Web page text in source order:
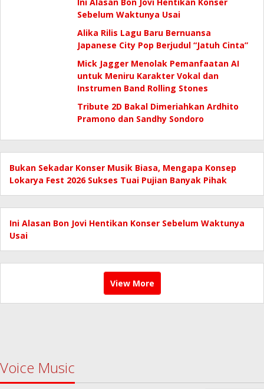
Ini Alasan Bon Jovi Hentikan Konser
Sebelum Waktunya Usai
Alika Rilis Lagu Baru Bernuansa
Japanese City Pop Berjudul “Jatuh Cinta”
Mick Jagger Menolak Pemanfaatan AI
untuk Meniru Karakter Vokal dan
Instrumen Band Rolling Stones
Tribute 2D Bakal Dimeriahkan Ardhito
Pramono dan Sandhy Sondoro
Bukan Sekadar Konser Musik Biasa, Mengapa Konsep
Lokarya Fest 2026 Sukses Tuai Pujian Banyak Pihak
Ini Alasan Bon Jovi Hentikan Konser Sebelum Waktunya
Usai
View More
Voice Music